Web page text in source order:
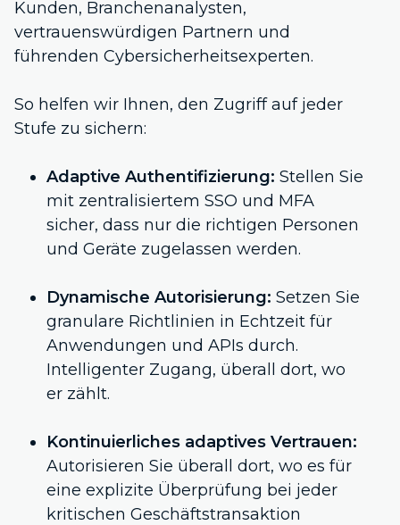
Kunden, Branchenanalysten,
vertrauenswürdigen Partnern und
führenden Cybersicherheitsexperten.
So helfen wir Ihnen, den Zugriff auf jeder
Stufe zu sichern:
Adaptive Authentifizierung: Stellen Sie
mit zentralisiertem SSO und MFA
sicher, dass nur die richtigen Personen
und Geräte zugelassen werden.
Dynamische Autorisierung: Setzen Sie
granulare Richtlinien in Echtzeit für
Anwendungen und APIs durch.
Intelligenter Zugang, überall dort, wo
er zählt.
Kontinuierliches adaptives Vertrauen:
Autorisieren Sie überall dort, wo es für
eine explizite Überprüfung bei jeder
kritischen Geschäftstransaktion